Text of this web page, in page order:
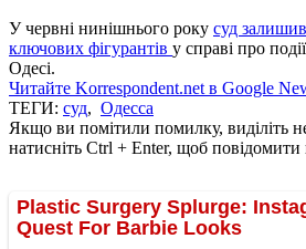
У червні нинішнього року суд
ключових фігурантів у справі про
Одесі.
Читайте Korrespondent.net в Google
ТЕГИ: суд, Одесса
Якщо ви помітили помилку, виділіть
натисніть Ctrl + Enter, щоб